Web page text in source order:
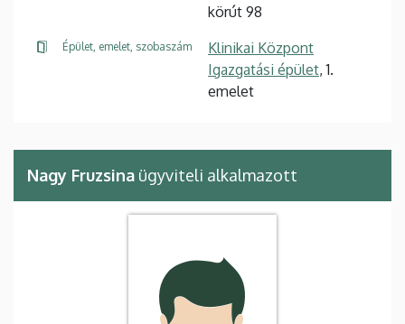
körút 98
Épület, emelet, szobaszám
Klinikai Központ
Igazgatási épület, 1.
emelet
Nagy Fruzsina ügyviteli alkalmazott